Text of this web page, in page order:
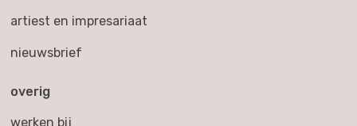
artiest en impresariaat
nieuwsbrief
overig
werken bij